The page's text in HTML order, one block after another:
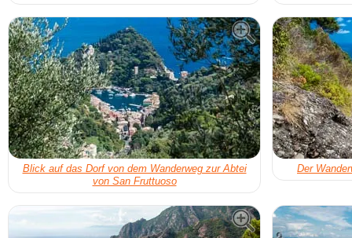
Blick auf das Dorf von dem Wanderweg zur Abtei
von San Fruttuoso
Der